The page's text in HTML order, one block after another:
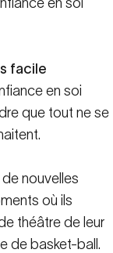
en soi
facile
en soi
que tout ne se
nouvelles
où ils
théâtre de leur
de basket-ball.